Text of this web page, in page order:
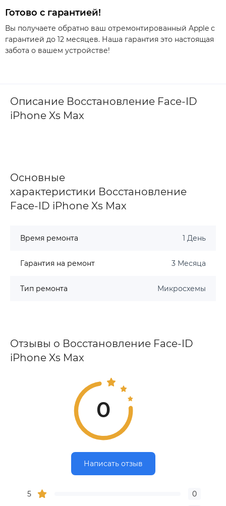
Готово с гарантией!
Вы получаете обратно ваш отремонтированный Apple с
гарантией до 12 месяцев. Наша гарантия это настоящая
забота о вашем устройстве!
Описание Восстановление Face-ID
iPhone Xs Max
Основные
характеристики Восстановление
Face-ID iPhone Xs Max
Время ремонта 1 День
Гарантия на ремонт 3 Месяца
Тип ремонта Микросхемы
Отзывы о Восстановление Face-ID
iPhone Xs Max
0
Написать отзыв
5
0